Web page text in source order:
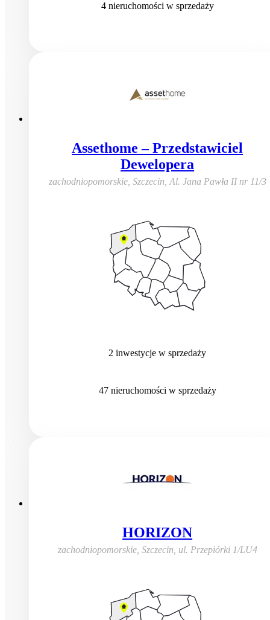
4 nieruchomości w sprzedaży
Assethome – Przedstawiciel
Dewelopera
zachodniopomorskie, Szczecin Al. Jana Pawła II nr 11/3
2 inwestycje w sprzedaży
47 nieruchomościw sprzedaży
HORIZON
zachodniopomorskie, Szczecin ul. Przepiórki 1/LU4